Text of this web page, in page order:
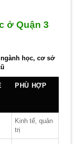
ở Quận 3
học, cơ sở
PHÙ HỢP
Kinh tế, quản
trị